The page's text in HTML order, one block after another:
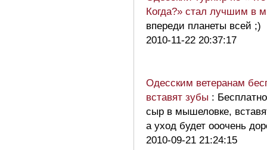
Когда?» стал лучшим в
впереди планеты всей ;)
2010-11-22 20:37:17
Одесским ветеранам
вставят зубы :
сыр в мышеловке,
а уход будет ооочень
2010-09-21 21:24:15